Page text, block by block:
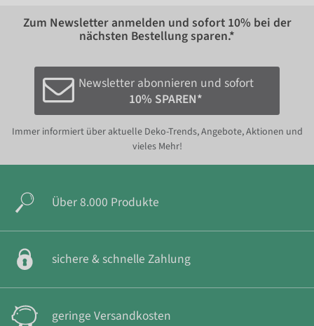
Zum Newsletter anmelden und sofort 10% bei der
nächsten Bestellung sparen.*
Newsletter abonnieren und sofort
10% SPAREN*
Immer informiert über aktuelle Deko-Trends, Angebote, Aktionen und
vieles Mehr!
Über 8.000 Produkte
sichere & schnelle Zahlung
geringe Versandkosten